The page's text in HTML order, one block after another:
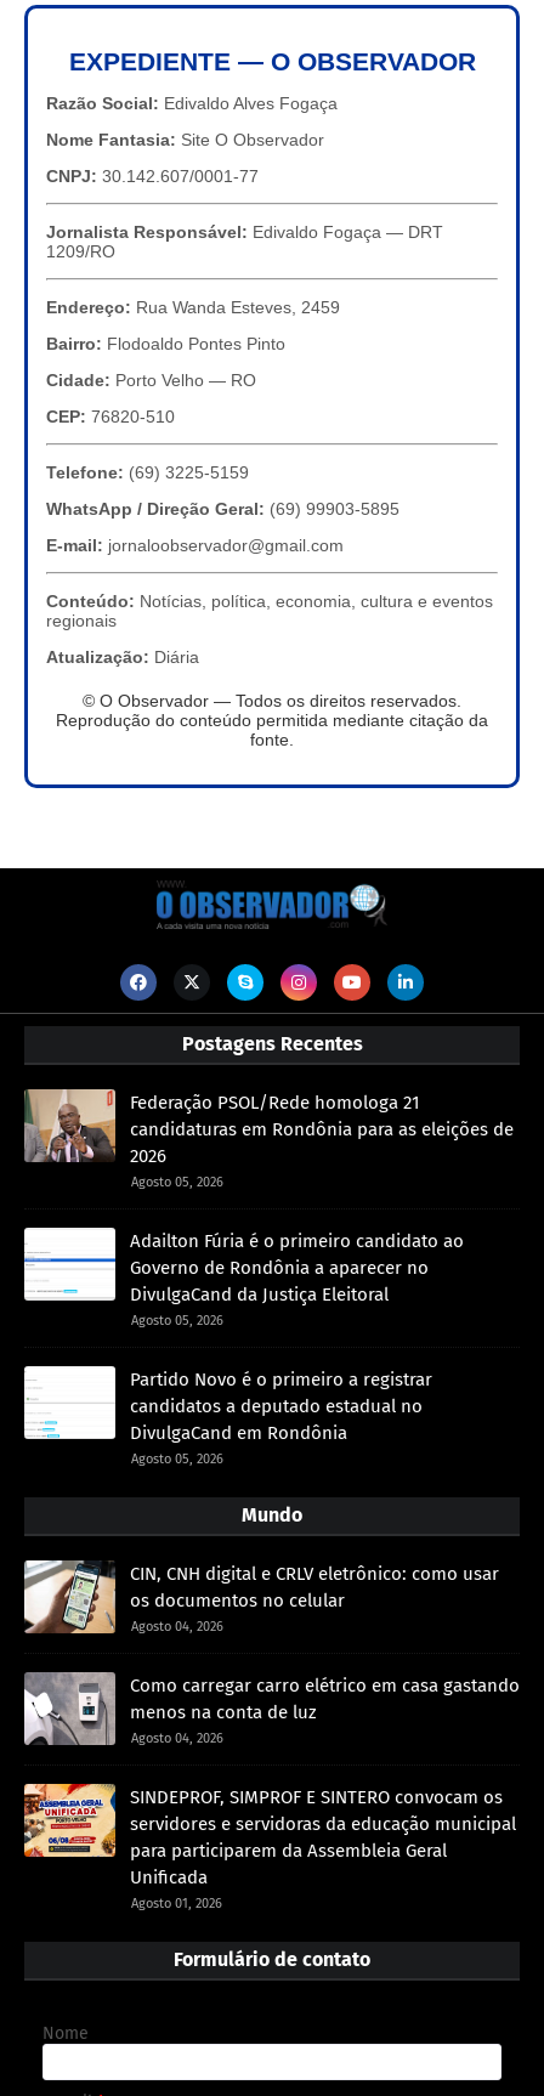
EXPEDIENTE — O OBSERVADOR
Razão Social: Edivaldo Alves Fogaça
Nome Fantasia: Site O Observador
CNPJ: 30.142.607/0001-77
Jornalista Responsável: Edivaldo Fogaça — DRT
1209/RO
Endereço: Rua Wanda Esteves, 2459
Bairro: Flodoaldo Pontes Pinto
Cidade: Porto Velho — RO
CEP: 76820-510
Telefone: (69) 3225-5159
WhatsApp / Direção Geral: (69) 99903-5895
E-mail: jornaloobservador@gmail.com
Conteúdo: Notícias, política, economia, cultura e eventos
regionais
Atualização: Diária
© O Observador — Todos os direitos reservados.
Reprodução do conteúdo permitida mediante citação da
fonte.
Postagens Recentes
Federação PSOL/Rede homologa 21
candidaturas em Rondônia para as eleições de
2026
Agosto 05, 2026
Adailton Fúria é o primeiro candidato ao
Governo de Rondônia a aparecer no
DivulgaCand da Justiça Eleitoral
Agosto 05, 2026
Partido Novo é o primeiro a registrar
candidatos a deputado estadual no
DivulgaCand em Rondônia
Agosto 05, 2026
Mundo
CIN, CNH digital e CRLV eletrônico: como usar
os documentos no celular
Agosto 04, 2026
Como carregar carro elétrico em casa gastando
menos na conta de luz
Agosto 04, 2026
SINDEPROF, SIMPROF E SINTERO convocam os
servidores e servidoras da educação municipal
para participarem da Assembleia Geral
Unificada
Agosto 01, 2026
Formulário de contato
Nome